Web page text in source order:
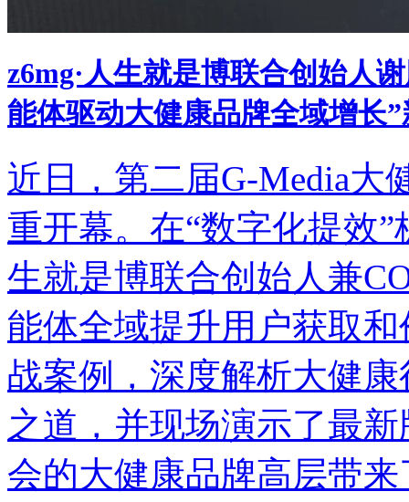
z6mg·人生就是博联合创始人谢
能体驱动大健康品牌全域增长
近日，第二届G-Media
重开幕。在“数字化提效”
生就是博联合创始人兼
能体全域提升用户获取和
战案例，深度解析大
之道，并现场演示了最
会的大健康品牌高层带